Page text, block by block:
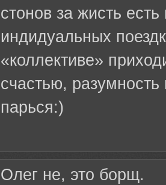
стонов за жисть
индидуальных
«коллективе»
счастью, разумность
парься:)
Олег не, это борщ.